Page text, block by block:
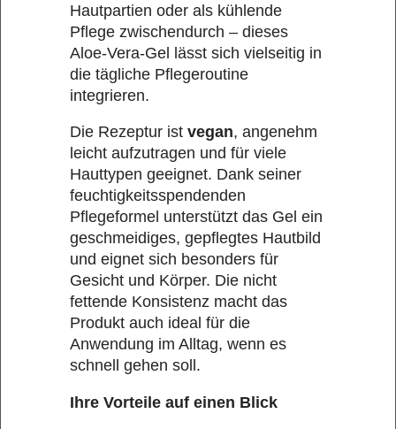
Hautpartien oder als kühlende
Pflege zwischendurch – dieses
Aloe-Vera-Gel lässt sich vielseitig in
die tägliche Pflegeroutine
integrieren.
Die Rezeptur ist vegan, angenehm
leicht aufzutragen und für viele
Hauttypen geeignet. Dank seiner
feuchtigkeitsspendenden
Pflegeformel unterstützt das Gel ein
geschmeidiges, gepflegtes Hautbild
und eignet sich besonders für
Gesicht und Körper. Die nicht
fettende Konsistenz macht das
Produkt auch ideal für die
Anwendung im Alltag, wenn es
schnell gehen soll.
Ihre Vorteile auf einen Blick